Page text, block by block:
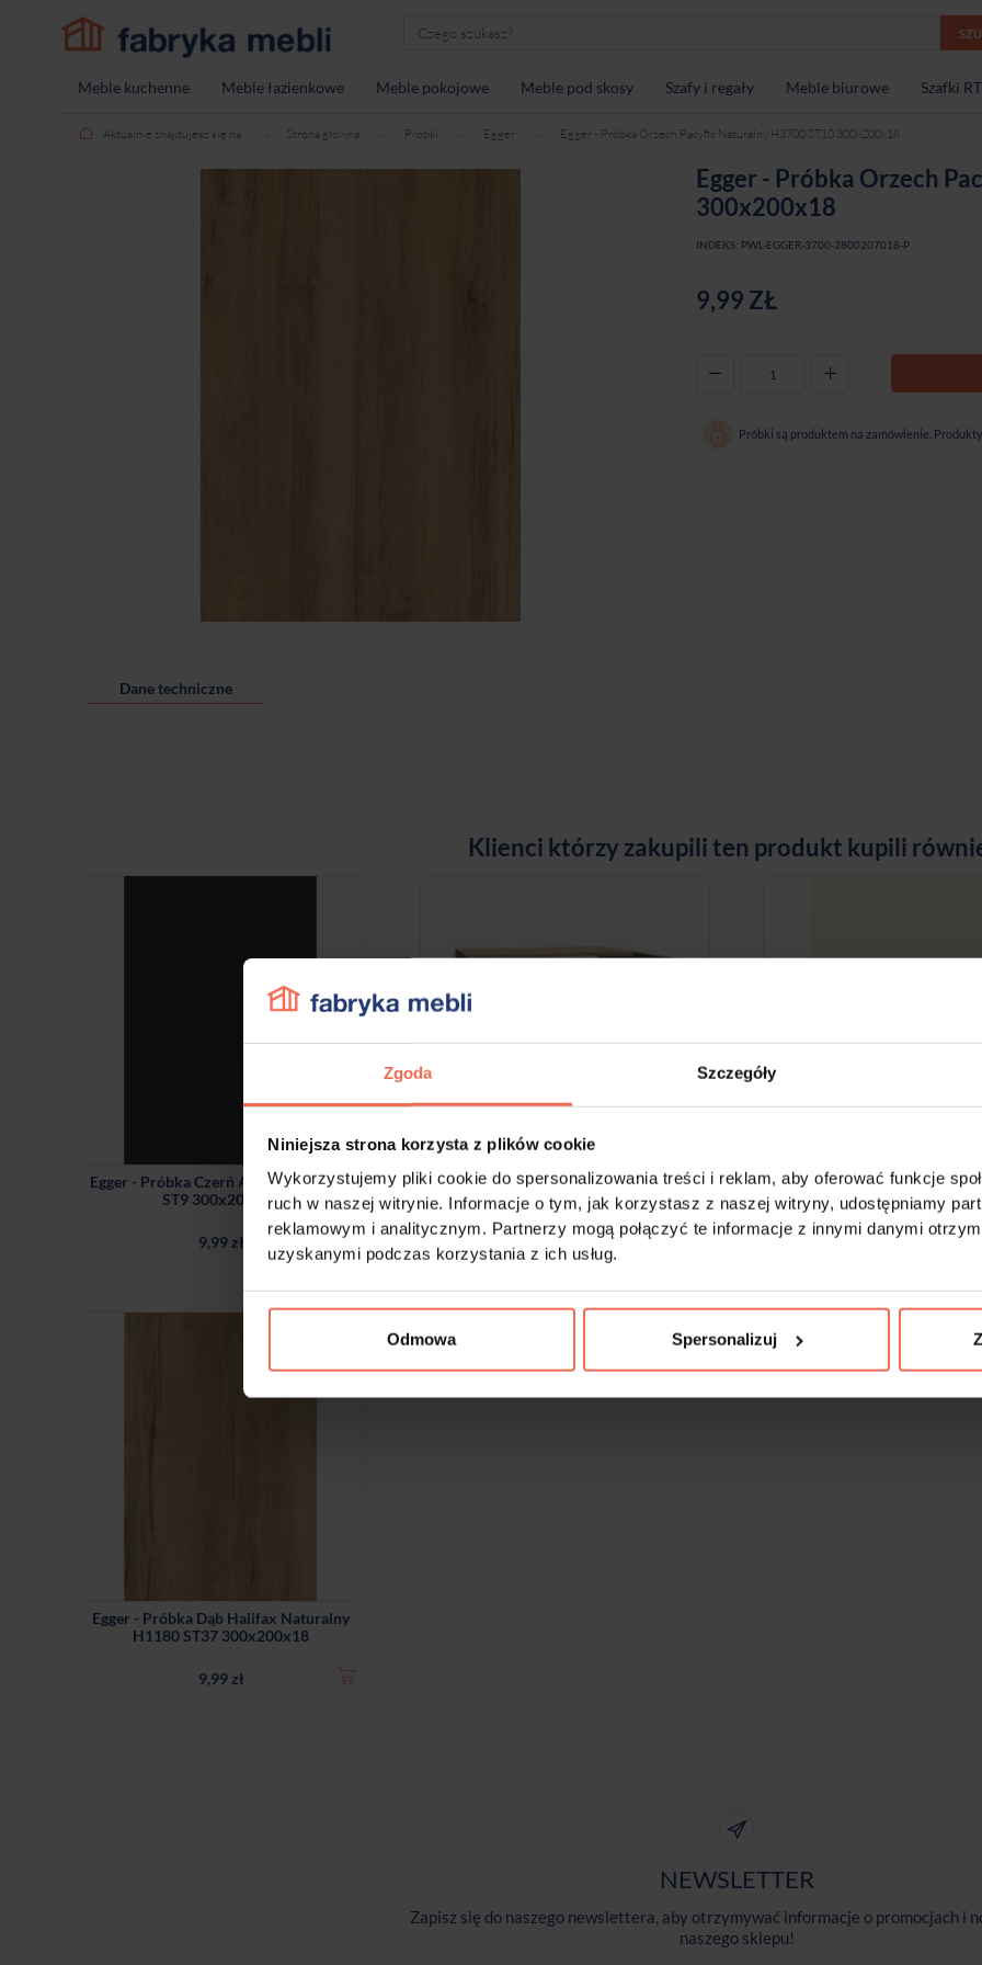
Zgoda Szczegóły
Niniejsza strona korzysta z plików cookie
Wykorzystujemy pliki cookie do spersonalizowania treści i reklam, aby oferować funkcje
ruch w naszej witrynie. Informacje o tym, jak korzystasz z naszej witryny, udostępniamy
reklamowym i analitycznym. Partnerzy mogą połączyć te informacje z innymi danymi
uzyskanymi podczas korzystania z ich usług.
Odmowa Spersonalizuj
Meble kuchenne Meble łazienkowe Meble pokojowe Meble pod skosy Szafy i regały Meble biurowe Szafki
Aktualnie znajdujesz się na Strona główna Próbki Egger Egger - Próbka Orzech Pacyfic Naturalny H3700 ST10 300x200x18
Egger - Próbka Orzech
300x200x18
INDEKS: PWL-EGGER-3700-2800207018-P
9,99 ZŁ
Próbki są produktem na zamówienie.
Dane techniczne
Klienci którzy zakupili ten produkt kupili
Egger - Próbka Czerń Aksamitna U899
ST9 300x200x18
9,99 zł
Nadstawka szafy
ZAPROJEKTUJ
Egger - Próbka Beż came
300x200x18
9,99 zł
Egger - Próbka Dąb Halifax Naturalny
H1180 ST37 300x200x18
9,99 zł
NEWSLETTER
Zapisz się do naszego newslettera, aby otrzymywać informacje o promocjach i
naszego sklepu!